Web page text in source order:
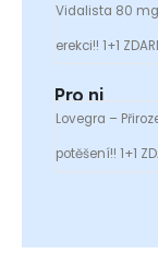
Vidalista 80
erekci!! 1+1
Pro ni
Lovegra –
potěšení!! 1+1